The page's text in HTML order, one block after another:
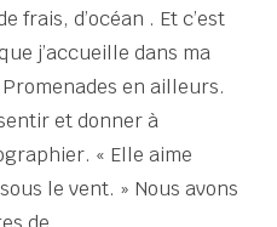
frais, d’océan . Et c’est
j’accueille dans ma
en ailleurs.
et donner à
« Elle aime
le vent. » Nous avons